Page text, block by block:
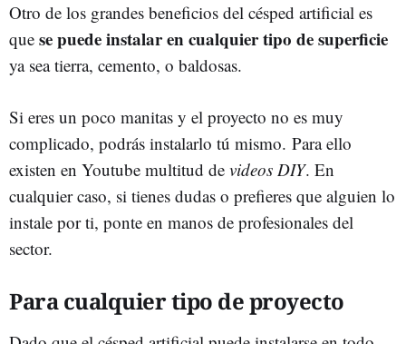
Otro de los grandes beneficios del césped artificial es
que se puede instalar en cualquier tipo de superficie
ya sea tierra, cemento, o baldosas.
Si eres un poco manitas y el proyecto no es muy
complicado, podrás instalarlo tú mismo. Para ello
existen en Youtube multitud de videos DIY. En
cualquier caso, si tienes dudas o prefieres que alguien lo
instale por ti, ponte en manos de profesionales del
sector.
Para cualquier tipo de proyecto